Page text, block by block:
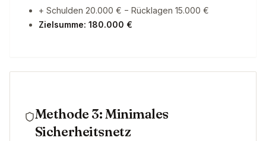
+ Schulden 20.000 € − Rücklagen 15.000 €
Zielsumme: 180.000 €
Methode 3: Minimales
Sicherheitsnetz